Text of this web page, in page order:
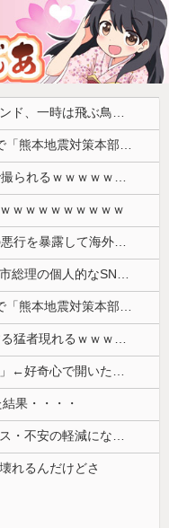
あっち系御用達で有名になった某ブランド、一時は飛ぶ鳥を落とす勢いだったが今期の業績は……
（ ´_ゝ`）中道・立憲・公明、国会内で「熊本地震対策本部会議」各省庁からヒアリング・現地から意見聴取「パーティション、人手、宿泊施設の不足や、外国人実習生の方々にも対応してほしい」今日の午後、政府に要望書を提出
【画像】24歳の人妻さん、露天風呂で撮られるｗｗｗｗｗｗｗｗｗｗｗｗｗｗｗｗｗ
ｗｗｗｗｗｗｗｗｗ
海外「凄い時代だ」ヨルダンがFIFAの悪行を暴露して海外大騒ぎ！（海外の反応）
【速報】森山裕・自民党前幹事長「高市総理の個人的なSNS投稿が習近平主席を怒らせた」
（ ´_ゝ`）中道・立憲・公明、国会内で「熊本地震対策本部会議」各省庁からヒアリング・現地から意見聴取「パーティション、人手、宿泊施設の不足や、...
【嫉妬罪】JK相手に赤ちゃんプレイする猛者現れるｗｗｗｗｗ
【悲報】「ブロック人数を調べるよ！」←好奇心で開いたら終わるサイトだった【HotTweets】
果・・・・
【朗報】かわいい動物の動画がストレス・不安の軽減になる可能性。英大学の研究で実証
れるんだけどさ